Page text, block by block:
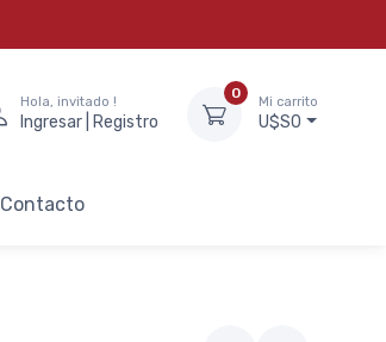
Hola, invitado !
Ingresar | Registro
0
Mi carrito
U$S0
Contacto